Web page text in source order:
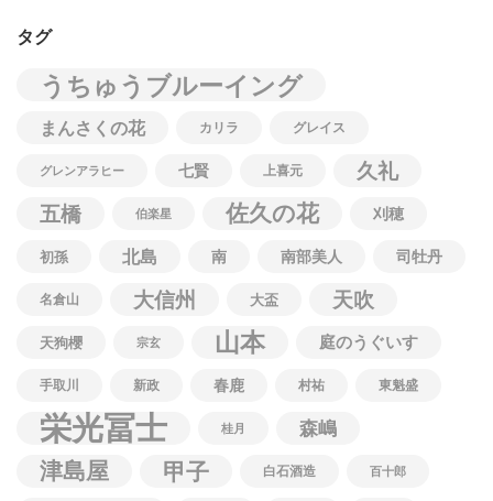
タグ
うちゅうブルーイング
まんさくの花 カリラ グレイス
グレンアラヒー 七賢 上喜元
久礼
五橋
伯楽星 佐久の花 刈穂
初孫 北島 南 南部美人 司牡丹
名倉山 大信州 大盃 天吹
天狗櫻 宗玄 山本 庭のうぐいす
手取川 新政 春鹿 村祐 東魁盛
栄光冨士 桂月 森嶋
津島屋 甲子 白石酒造 百十郎